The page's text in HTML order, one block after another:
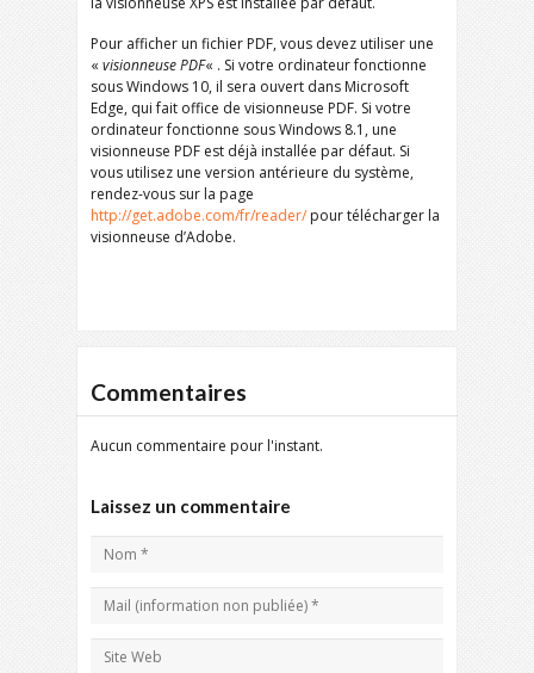
Pour afficher un fichier PDF, vous devez utiliser une
« visionneuse PDF« . Si votre ordinateur fonctionne
sous Windows 10, il sera ouvert dans Microsoft
Edge, qui fait office de visionneuse PDF. Si votre
ordinateur fonctionne sous Windows 8.1, une
visionneuse PDF est déjà installée par défaut. Si
vous utilisez une version antérieure du système,
rendez-vous sur la page
http://get.adobe.com/fr/reader/ pour télécharger la
visionneuse d’Adobe.
Commentaires
Aucun commentaire pour l'instant.
Laissez un commentaire